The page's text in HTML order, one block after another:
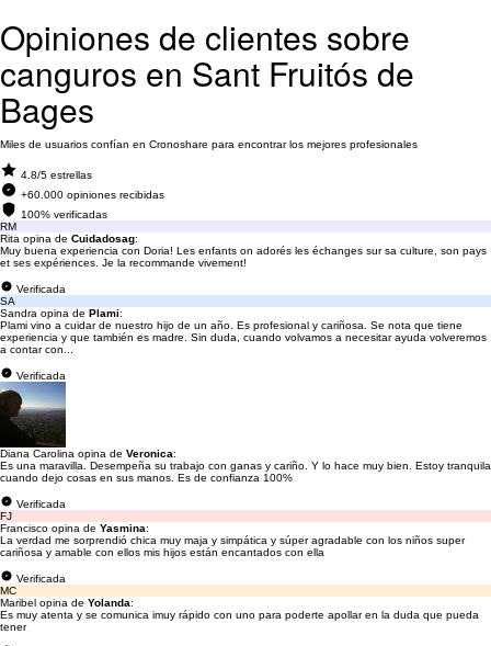
Opiniones de clientes sobre
canguros en Sant Fruitós de
Bages
Miles de usuarios confían en Cronoshare para encontrar los mejores profesionales
4.8/5 estrellas
+60.000 opiniones recibidas
100% verificadas
RM
Rita opina de Cuidadosag:
Muy buena experiencia con Doria! Les enfants on adorés les échanges sur sa culture, son pays
et ses expériences. Je la recommande vivement!
Verificada
SA
Sandra opina de Plami:
Plami vino a cuidar de nuestro hijo de un año. Es profesional y cariñosa. Se nota que tiene
experiencia y que también es madre. Sin duda, cuando volvamos a necesitar ayuda volveremos
a contar con...
Verificada
Diana Carolina opina de Veronica:
Es una maravilla. Desempeña su trabajo con ganas y cariño. Y lo hace muy bien. Estoy tranquila
cuando dejo cosas en sus manos. Es de confianza 100%
Verificada
FJ
Francisco opina de Yasmina:
La verdad me sorprendió chica muy maja y simpática y súper agradable con los niños super
cariñosa y amable con ellos mis hijos están encantados con ella
Verificada
MC
Maribel opina de Yolanda:
Es muy atenta y se comunica imuy rápido con uno para poderte apollar en la duda que pueda
tener